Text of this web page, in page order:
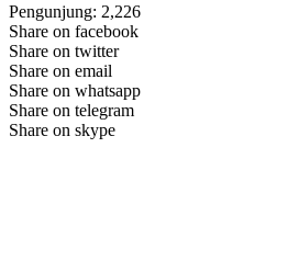
Pengunjung: 2,226
Share on facebook
Share on twitter
Share on email
Share on whatsapp
Share on telegram
Share on skype